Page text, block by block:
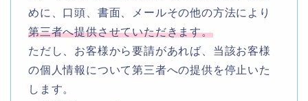
めに、口頭、書面、メールその他の方法により
第三者へ提供させていただきます。
ただし、お客様から要請があれば、当該お客様
の個人情報について第三者への提供を停止いた
します。